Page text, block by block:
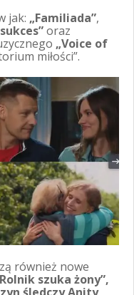
jak: „Familiada”,
oraz
„Voice of
miłości”.
również nowe
szuka żony”,